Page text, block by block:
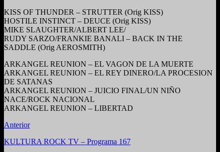
KISS OF THUNDER – STRUTTER (Orig KISS)
HOSTILE INSTINCT – DEUCE (Orig KISS)
MIKE SLAUGHTER/ALBERT LEE/
RUDY SARZO/FRANKIE BANALI – BACK IN THE
SADDLE (Orig AEROSMITH)
ARKANGEL REUNION – EL VAGON DE LA MUERTE
ARKANGEL REUNION – EL REY DINERO/LA PROCESION
DE SATANAS
ARKANGEL REUNION – JUICIO FINAL/UN NIÑO
NACE/ROCK NACIONAL
ARKANGEL REUNION – LIBERTAD
Anterior
KULTURA ROCK TV – Programa 167